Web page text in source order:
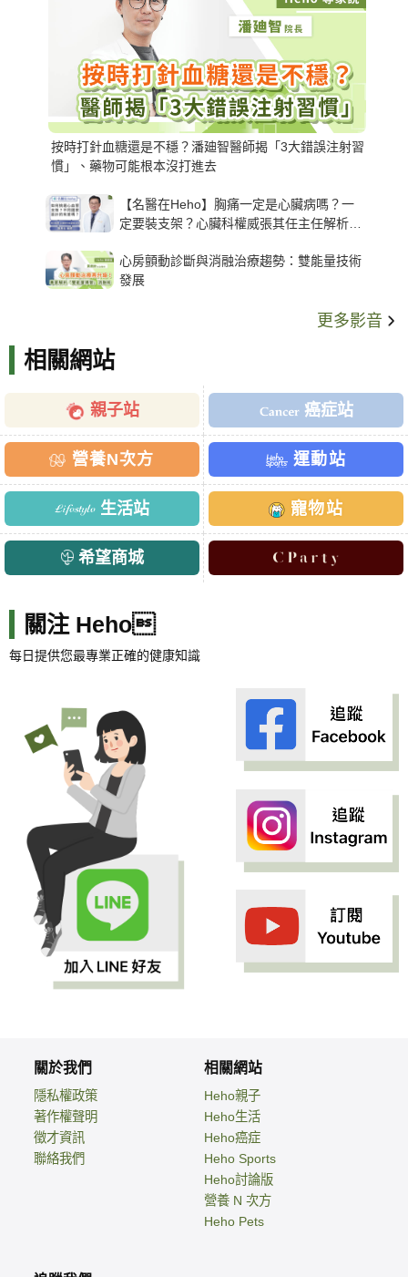
按時打針血糖還是不穩？潘廸智醫師揭「3大錯誤注射習
慣」、藥物可能根本沒打進去
【名醫在Heho】胸痛一定是心臟病嗎？一
定要裝支架？心臟科權威張其任主任解析支
心房顫動診斷與消融治療趨勢：雙能量技術
發展
更多影音
相關網站
親子站 癌症站
營養N次方 運動站
生活站 寵物站
希望商城
關注 Heho
每日提供您最專業正確的健康知識
關於我們
隱私權政策
著作權聲明
徵才資訊
聯絡我們
相關網站
Heho親子
Heho生活
Heho癌症
Heho Sports
Heho討論版
營養 N 次方
Heho Pets